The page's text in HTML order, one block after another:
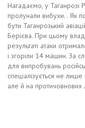
Нагадаємо, у Таганрозі
пролунали вибухи. . Як
бути Таганрозький
Берієва. При цьому
результаті атаки
і згоріли 14 машин. За
для випробувань
спеціалізується не
але й на протичовнових